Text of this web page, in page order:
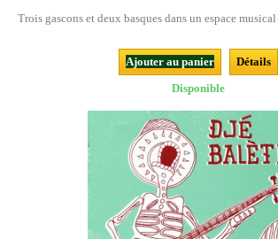
Trois gascons et deux basques dans un espace
Ajouter au panier
Détails
Disponible